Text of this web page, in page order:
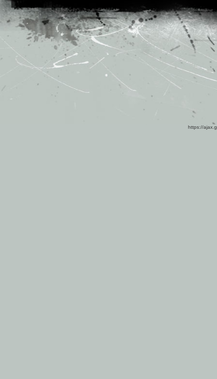
https://